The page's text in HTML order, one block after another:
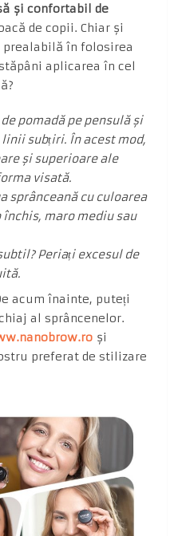
și confortabil de
de copii. Chiar și
în folosirea
aplicarea în cel
pomadă pe pensulă și
subțiri. În acest mod,
și superioare ale
visată.
sprânceană cu culoarea
maro mediu sau
Periați excesul de
acum înainte, puteți
al sprâncenelor.
și
preferat de stilizare